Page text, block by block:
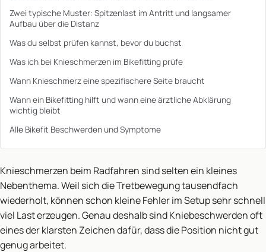
Zwei typische Muster: Spitzenlast im Antritt und langsamer
Aufbau über die Distanz
Was du selbst prüfen kannst, bevor du buchst
Was ich bei Knieschmerzen im Bikefitting prüfe
Wann Knieschmerz eine spezifischere Seite braucht
Wann ein Bikefitting hilft und wann eine ärztliche Abklärung
wichtig bleibt
Alle Bikefit Beschwerden und Symptome
Knieschmerzen beim Radfahren sind selten ein kleines
Nebenthema. Weil sich die Tretbewegung tausendfach
wiederholt, können schon kleine Fehler im Setup sehr schnell
viel Last erzeugen. Genau deshalb sind Kniebeschwerden oft
eines der klarsten Zeichen dafür, dass die Position nicht gut
genug arbeitet.